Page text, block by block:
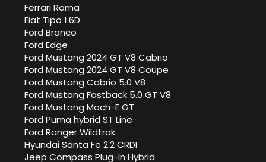
Ferrari Roma
Fiat Tipo 1.6D
Ford Bronco
Ford Edge
Ford Mustang 2024 GT V8 Cabrio
Ford Mustang 2024 GT V8 Coupe
Ford Mustang Cabrio 5.0 V8
Ford Mustang Fastback 5.0 GT V8
Ford Mustang Mach-E GT
Ford Puma hybrid ST Line
Ford Ranger Wildtrak
Hyundai Santa Fe 2.2 CRDI
Jeep Compass Plug-In Hybrid